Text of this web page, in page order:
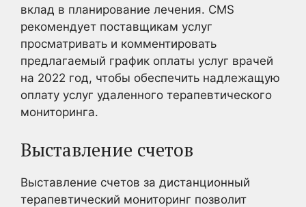
вклад в планирование лечения. CMS
рекомендует поставщикам услуг
просматривать и комментировать
предлагаемый график оплаты услуг врачей
на 2022 год, чтобы обеспечить надлежащую
оплату услуг удаленного терапевтического
мониторинга.
Выставление счетов
Выставление счетов за дистанционный
терапевтический мониторинг позволит